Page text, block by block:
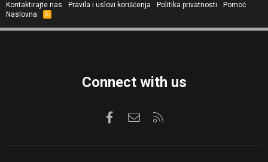
Kontaktirajte nas
Pravila i uslovi korišćenja Politika privatnosti
Pomoć
Naslovna
R
S
Connect with us
FacebookKontaktirajte nas